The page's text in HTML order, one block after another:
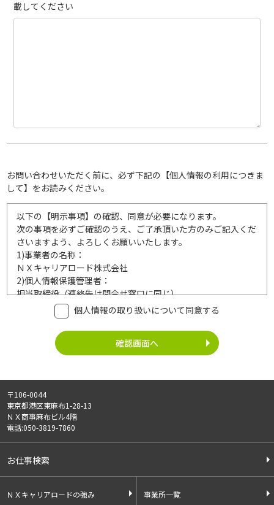
載してください
お問い合わせいただく前に、必ず下記の【個人情報の利用につきま
して】をお読みください。
以下の【明示事項】の確認、同意が必要になります。
次の事項を必ずご確認のうえ、ご了承頂いた方のみご記入くだ
さいますよう、よろしくお願いいたします。
1)事業者の名称：
ＮＸキャリアロード株式会社
2)個人情報保護管理者：
担当取締役（連絡先は問合せ窓口に同じ）
利用目的：
ご記入頂いた個人情報は、次の利用目的達成の範囲内において
利用いたします。
個人情報の利用
有料職業紹介事業
・請負事業
ご記入頂いた個人情報は、法令等に定める場合を除いて、ご本
人様の同意なく、第三者に提供することはございません。
5)外部の委託：
ご記入頂いた個人情報は、文書保存、サーバー管理等の目的
個人情報の取り扱いについて同意する
〒106-0044
東京都港区東麻布1-28-13
ＮＸ商事麻布ビル4階
電話:050-3819-7860
お仕事検索
ＮＸキャリアロードの強み 事業所一覧